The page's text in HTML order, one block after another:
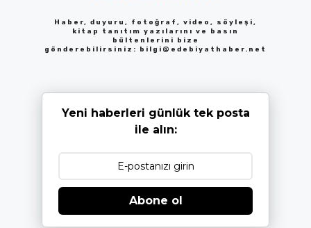
Haber, duyuru, fotoğraf, video, söyleşi,
kitap tanıtım yazılarını ve basın
bültenlerini bize
gönderebilirsiniz: bilgi@edebiyathaber.net
Yeni haberleri günlük tek posta
ile alın:
Abone ol